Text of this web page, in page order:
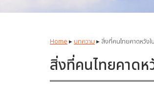
Home▸บทความ▸สิ่งที่คนไทยคาดหวัง
สิ่งที่คนไทยคาดห